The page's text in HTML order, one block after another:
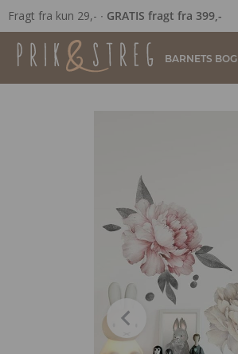
Fragt fra kun 29,- ∙ GRATIS fragt fra 399,-
BARNETS BOG